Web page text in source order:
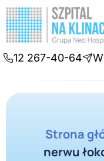
12 267-40-64
Strona
nerwu